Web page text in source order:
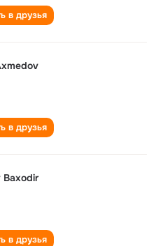
в друзья
в друзья
Baxodir
в друзья